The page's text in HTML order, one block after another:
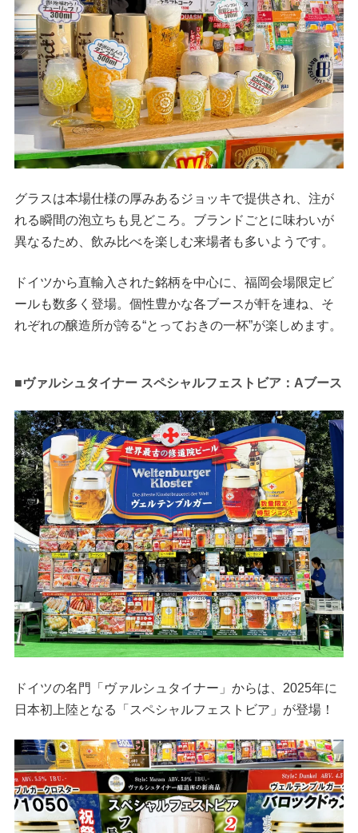
グラスは本場仕様の厚みあるジョッキで提供され、注が
れる瞬間の泡立ちも見どころ。ブランドごとに味わいが
異なるため、飲み比べを楽しむ来場者も多いようです。
ドイツから直輸入された銘柄を中心に、福岡会場限定ビ
ールも数多く登場。個性豊かな各ブースが軒を連ね、そ
れぞれの醸造所が誇る“とっておきの一杯”が楽しめます。
■ヴァルシュタイナー スペシャルフェストビア：Aブース
ドイツの名門「ヴァルシュタイナー」からは、2025年に
日本初上陸となる「スペシャルフェストビア」が登場！